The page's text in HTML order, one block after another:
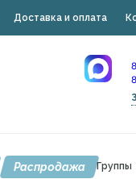
Доставка и оплата
Распродажа Группы